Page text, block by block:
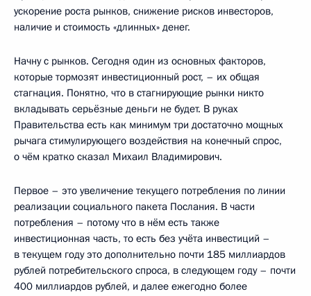
ускорение роста рынков, снижение рисков инвесторов,
наличие и стоимость «длинных» денег.
Начну с рынков. Сегодня один из основных факторов,
которые тормозят инвестиционный рост, – их общая
стагнация. Понятно, что в стагнирующие рынки никто
вкладывать серьёзные деньги не будет. В руках
Правительства есть как минимум три достаточно мощных
рычага стимулирующего воздействия на конечный спрос,
о чём кратко сказал Михаил Владимирович.
Первое – это увеличение текущего потребления по линии
реализации социального пакета Послания. В части
потребления – потому что в нём есть также
инвестиционная часть, то есть без учёта инвестиций –
в текущем году это дополнительно почти 185 миллиардов
рублей потребительского спроса, в следующем году – почти
400 миллиардов рублей, и далее ежегодно более